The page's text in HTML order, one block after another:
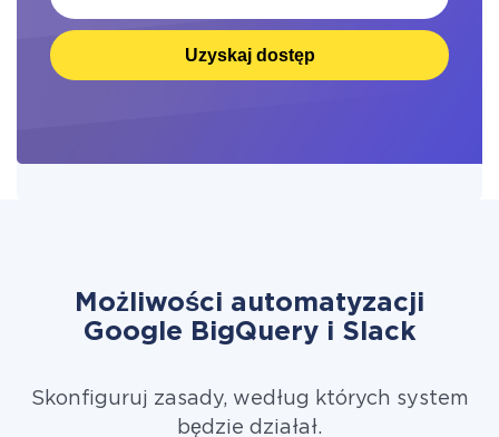
Uzyskaj dostęp
Możliwości automatyzacji
Google BigQuery i Slack
Skonfiguruj zasady, według których system
będzie działał.